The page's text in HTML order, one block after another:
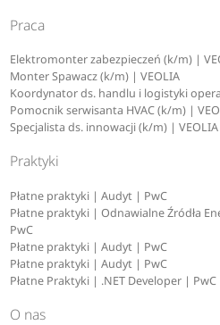
Praca
Elektromonter zabezpieczeń (k/m) |
Monter Spawacz (k/m) | VEOLIA
Koordynator ds. handlu i logistyki
Pomocnik serwisanta HVAC (k/m) |
Specjalista ds. innowacji (k/m) | VEOLIA
Praktyki
Płatne praktyki | Audyt | PwC
Płatne praktyki | Odnawialne Źródła
PwC
Płatne praktyki | Audyt | PwC
Płatne praktyki | Audyt | PwC
Płatne Praktyki | .NET Developer | PwC
O nas